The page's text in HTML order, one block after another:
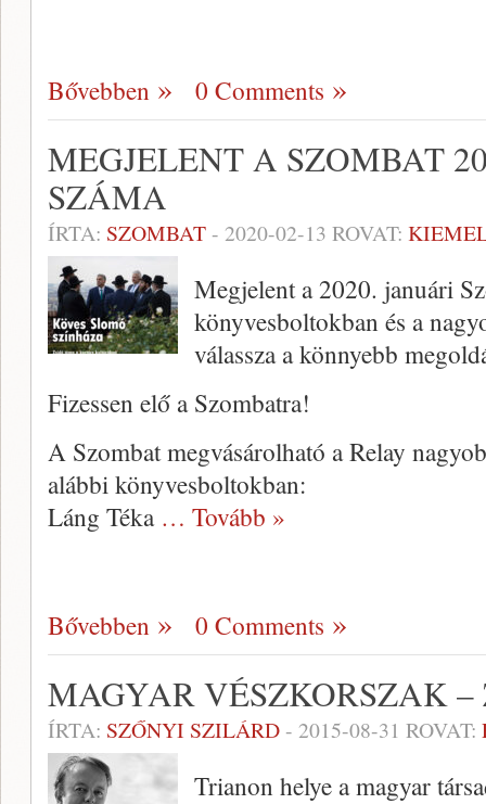
Bővebben 0 Comments
MEGJELENT A SZOMBAT
SZÁMA
ÍRTA: SZOMBAT- 2020-02-13 ROVAT:
Megjelent a 2020. januári
könyvesboltokban és a
válassza a könnyebb
Fizessen elő a Szombatra!
A Szombat megvásárolható a Relay
alábbi könyvesboltokban:
Láng Téka … Tovább »
Bővebben 0 Comments
MAGYAR VÉSZKORSZAK
ÍRTA: SZŐNYI SZILÁRD- 2015-08-31 ROVAT:
Trianon helye a magyar